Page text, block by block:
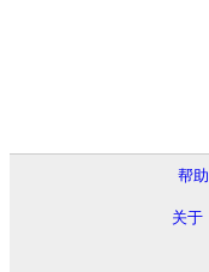
帮助
关于